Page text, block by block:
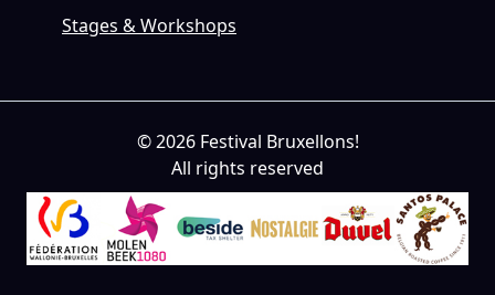
Stages & Workshops
© 2026 Festival Bruxellons!
All rights reserved